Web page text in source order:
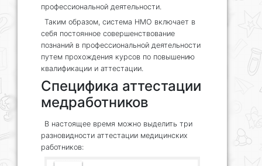
профессиональной деятельности.
Таким образом, система НМО включает в
себя постоянное совершенствование
познаний в профессиональной деятельности
путем прохождения курсов по повышению
квалификации и аттестации.
Специфика аттестации
медработников
В настоящее время можно выделить три
разновидности аттестации медицинских
работников: